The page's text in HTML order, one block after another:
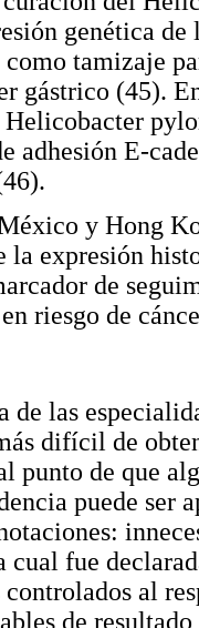
genética
tamizaje
gástrico (45).
adhesión E-
y Hong
la expresión
de
riesgo de
de las
difícil de
punto de que
puede ser
cual fue
al
de